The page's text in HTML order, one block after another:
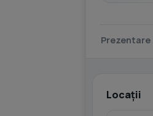
Prezentare
Locații